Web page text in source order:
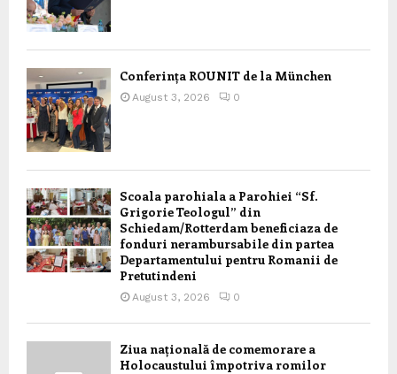
Conferința ROUNIT de la München
August 3, 2026 0
Scoala parohiala a Parohiei “Sf.
Grigorie Teologul” din
Schiedam/Rotterdam beneficiaza de
fonduri nerambursabile din partea
Departamentului pentru Romanii de
Pretutindeni
August 3, 2026 0
Ziua națională de comemorare a
Holocaustului împotriva romilor